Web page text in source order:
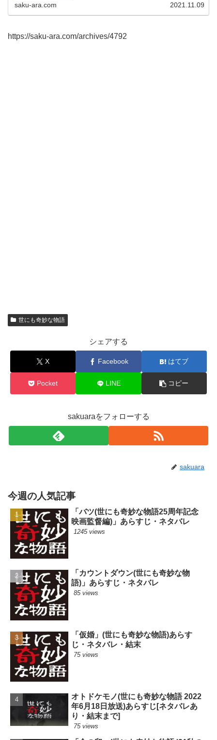
saku-ara.com 2021.11.09
https://saku-ara.com/archives/4792
世にも奇妙な物語
シェアする
X Facebook はてブ
Pocket LINE コピー
sakuaraをフォローする
sakuara
今週の人気記事
「バツ(世にも奇妙な物語25周年記念
映画監督編)」あらすじ・ネタバレ
1245 views
「カウントダウン(世にも奇妙な物
語)」あらすじ・ネタバレ
85 views
「仮婚」(世にも奇妙な物語)あらす
じ・ネタバレ・結末
75 views
オトドケモノ(世にも奇妙な物語 2022
年6月18日放送)あらすじ[ネタバレあ
り・結末まで]
75 views